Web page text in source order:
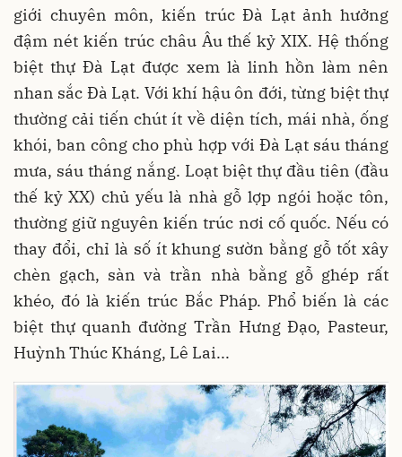
giới chuyên môn, kiến trúc Đà Lạt ảnh hưởng
đậm nét kiến trúc châu Âu thế kỷ XIX. Hệ thống
biệt thự Đà Lạt được xem là linh hồn làm nên
nhan sắc Đà Lạt. Với khí hậu ôn đới, từng biệt thự
thường cải tiến chút ít về diện tích, mái nhà, ống
khói, ban công cho phù hợp với Đà Lạt sáu tháng
mưa, sáu tháng nắng. Loạt biệt thự đầu tiên (đầu
thế kỷ XX) chủ yếu là nhà gỗ lợp ngói hoặc tôn,
thường giữ nguyên kiến trúc nơi cố quốc. Nếu có
thay đổi, chỉ là số ít khung sườn bằng gỗ tốt xây
chèn gạch, sàn và trần nhà bằng gỗ ghép rất
khéo, đó là kiến trúc Bắc Pháp. Phổ biến là các
biệt thự quanh đường Trần Hưng Đạo, Pasteur,
Huỳnh Thúc Kháng, Lê Lai...